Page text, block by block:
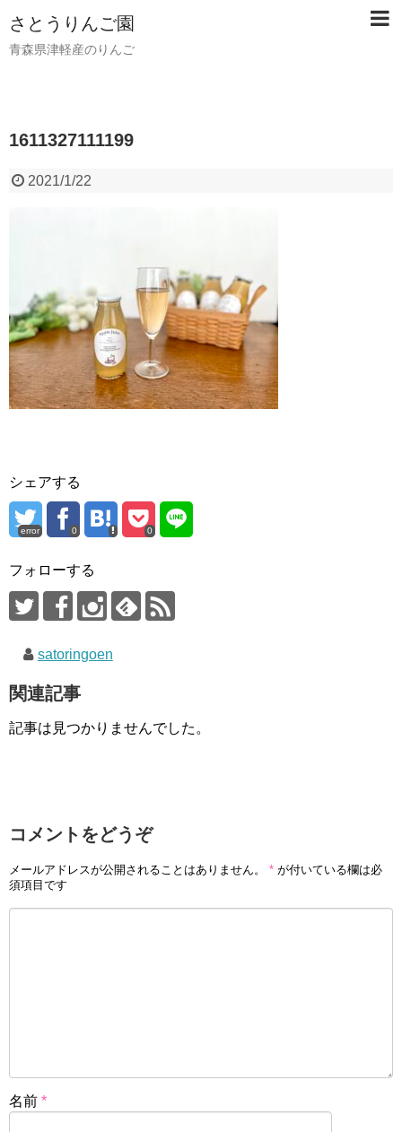
さとうりんご園
青森県津軽産のりんご
1611327111199
2021/1/22
シェアする
error 0 0
フォローする
satoringoen
関連記事
記事は見つかりませんでした。
コメントをどうぞ
メールアドレスが公開されることはありません。 * が付いている欄は必
須項目です
名前 *